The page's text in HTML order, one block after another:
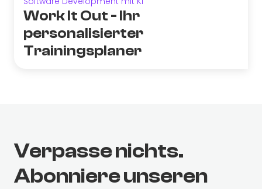
Work It Out - Ihr
personalisierter
Trainingsplaner
Verpasse nichts.
Abonniere unseren